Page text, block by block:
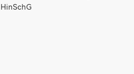
HinSchG